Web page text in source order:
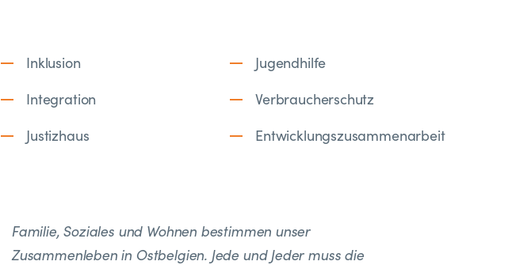
Inklusion
Integration
Justizhaus
Jugendhilfe
Verbraucherschutz
Entwicklungszusammenarbeit
Familie, Soziales und Wohnen bestimmen unser
Zusammenleben in Ostbelgien. Jede und Jeder muss die